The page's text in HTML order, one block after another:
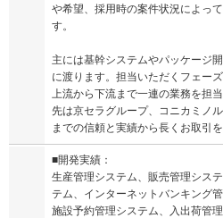
や希望、採用時の案件状況によっ
す。
主には基幹システムやパッケージ
に渡ります。担当いただくフェー
上流から下流まで一連の業務を担
先は京セラグループ、コニカミノ
までの信頼と実績から長くお取引を
■開発実績：
生産管理システム、販売管理シス
テム、インターネットバンキング
施設予約管理システム、入出荷管